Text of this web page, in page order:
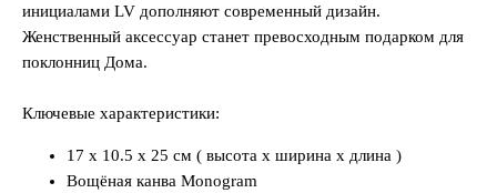
инициалами LV дополняют современный дизайн.
Женственный аксессуар станет превосходным подарком для
поклонниц Дома.
Ключевые характеристики:
17 x 10.5 x 25 см ( высота x ширина x длина )
Вощёная канва Monogram